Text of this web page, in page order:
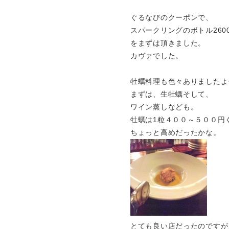
ぐるなびのクーポンで、
スパークリングのボトル
をまずは頂きました。
カヴァでした。
牡蠣料理も色々ありましたよ
まずは、生牡蠣そして、
ワイン蒸しなども。
牡蠣は1粒４００～５００円
ちょっと高めだったかな。
とても良い店だったのですが